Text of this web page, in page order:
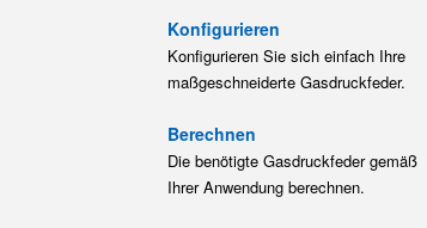
Konfigurieren
Konfigurieren Sie sich einfach Ihre
maßgeschneiderte Gasdruckfeder.
Berechnen
Die benötigte Gasdruckfeder gemäß
Ihrer Anwendung berechnen.